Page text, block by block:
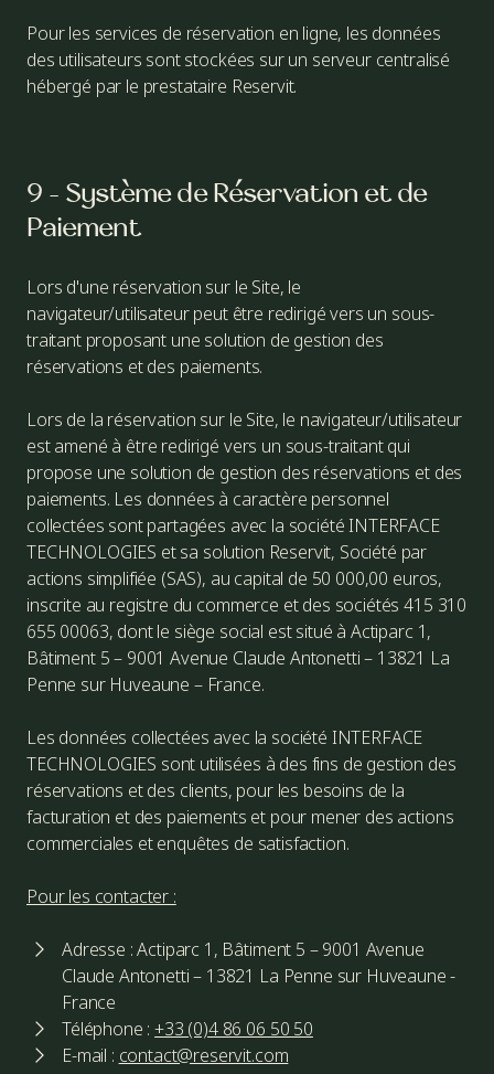
Pour les services de réservation en ligne, les données
des utilisateurs sont stockées sur un serveur centralisé
hébergé par le prestataire Reservit.
9 - Système de Réservation et de
Paiement
Lors d'une réservation sur le Site, le
navigateur/utilisateur peut être redirigé vers un sous-
traitant proposant une solution de gestion des
réservations et des paiements.
Lors de la réservation sur le Site, le navigateur/utilisateur
est amené à être redirigé vers un sous-traitant qui
propose une solution de gestion des réservations et des
paiements. Les données à caractère personnel
collectées sont partagées avec la société INTERFACE
TECHNOLOGIES et sa solution Reservit, Société par
actions simplifiée (SAS), au capital de 50 000,00 euros,
inscrite au registre du commerce et des sociétés 415 310
655 00063, dont le siège social est situé à Actiparc 1,
Bâtiment 5 – 9001 Avenue Claude Antonetti – 13821 La
Penne sur Huveaune – France.
Les données collectées avec la société INTERFACE
TECHNOLOGIES sont utilisées à des fins de gestion des
réservations et des clients, pour les besoins de la
facturation et des paiements et pour mener des actions
commerciales et enquêtes de satisfaction.
Pour les contacter :
Adresse : Actiparc 1, Bâtiment 5 – 9001 Avenue
Claude Antonetti – 13821 La Penne sur Huveaune -
France
Téléphone :+33 (0)4 86 06 50 50
E-mail : contact@reservit.com